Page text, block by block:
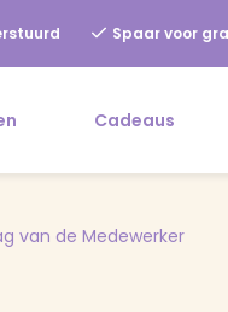
Spaar voor
Cadeaus
van de Medewerker